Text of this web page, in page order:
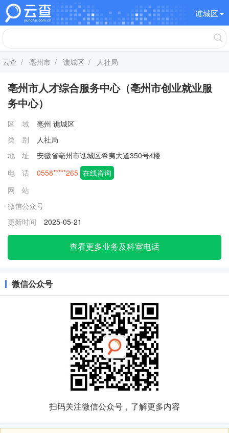
谯城区
云查 / 亳州市 / 谯城区 / 人社局
亳州市人才综合服务中心（亳州市创业就业服
务中心）
区 域 亳州 谯城区
类 别
人社局
地 址
安徽省亳州市谯城区希夷大道350号4楼
电 话
0558*****265 在线咨询
网 站
微信公众号
更新时间
2025-05-21
查看更多业务及科室电话
微信公众号
扫码关注微信公众号，了解更多内容